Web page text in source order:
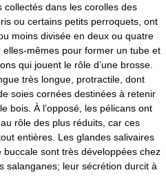
dans les corolles des
ou certains petits perroquets, ont
moins divisée en deux ou quatre
mêmes pour former un tube et
qui jouent le rôle d’une brosse.
très longue, protractile, dont
soies cornées destinées à retenir
bois. À l’opposé, les pélicans ont
rôle des plus réduits, car ces
entières. Les glandes salivaires
sont très développées chez
salanganes; leur sécrétion durcit à